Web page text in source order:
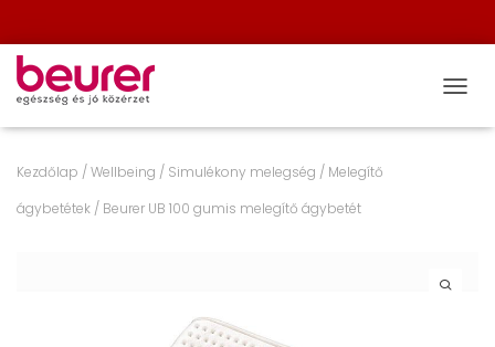
Kezdőlap /Wellbeing / Simulékony melegség / Melegítő
ágybetétek / Beurer UB 100 gumis melegítő ágybetét